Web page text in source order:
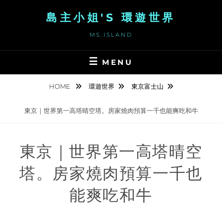
島主小姐'S 環遊世界
MS.ISLAND
MENU
HOME 環遊世界 東京富士山
東京｜世界第一高塔晴空塔。房家燒肉預算一千也能爽吃和牛
東京｜世界第一高塔晴空
塔。房家燒肉預算一千也
能爽吃和牛